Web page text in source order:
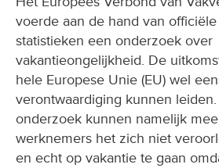
voerde aan de hand van officiële
statistieken een onderzoek over
vakantieongelijkheid. De
hele Europese Unie (EU) wel
verontwaardiging kunnen
onderzoek kunnen namelijk
werknemers het zich niet
en echt op vakantie te gaan